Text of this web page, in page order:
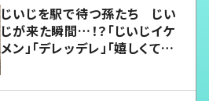
じいじを駅で待つ孫たち じい
じが来た瞬間…！？「じいじイケ
メン」「デレッデレ」「嬉しくて可